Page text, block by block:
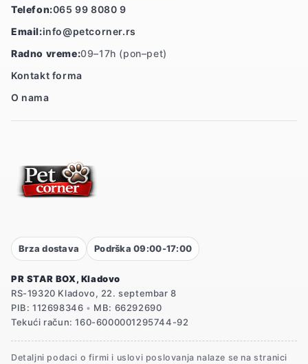
Telefon:065 99 8080 9
Email:info@petcorner.rs
Radno vreme:09–17h (pon–pet)
Kontakt forma
O nama
Brza dostava Podrška 09:00-17:00
PR STAR BOX, Kladovo
RS-19320 Kladovo, 22. septembar 8
PIB: 112698346 • MB: 66292690
Tekući račun: 160-6000001295744-92
Detaljni podaci o firmi i uslovi poslovanja nalaze se na stranici